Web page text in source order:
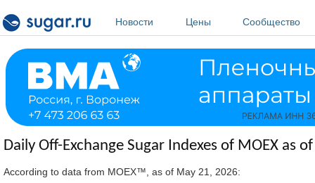
Новости
Цены Сообщество
Daily Off-Exchange Sugar Indexes of MOEX as
According to data from MOEX™, as of May 21, 2026: